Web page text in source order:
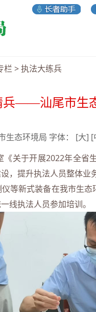
栏 >执法大练兵
兵——汕尾市生
生态环境局 字体： [大] [
于开展2022年全省
，提升执法人员整体
等新式装备在我市生
线执法人员参加培训。